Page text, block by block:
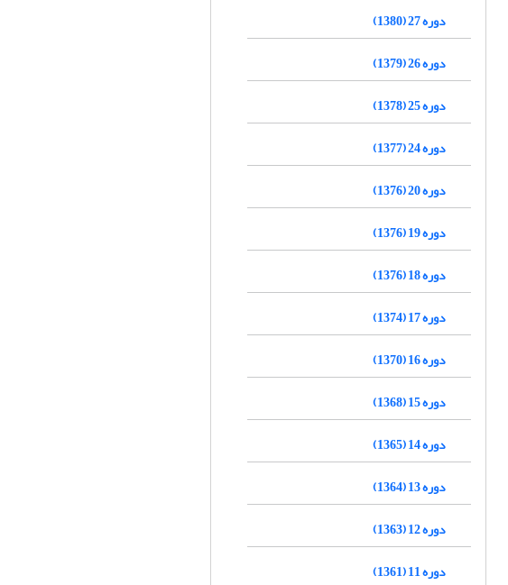
دوره 27 (1380)
دوره 26 (1379)
دوره 25 (1378)
دوره 24 (1377)
دوره 20 (1376)
دوره 19 (1376)
دوره 18 (1376)
دوره 17 (1374)
دوره 16 (1370)
دوره 15 (1368)
دوره 14 (1365)
دوره 13 (1364)
دوره 12 (1363)
دوره 11 (1361)